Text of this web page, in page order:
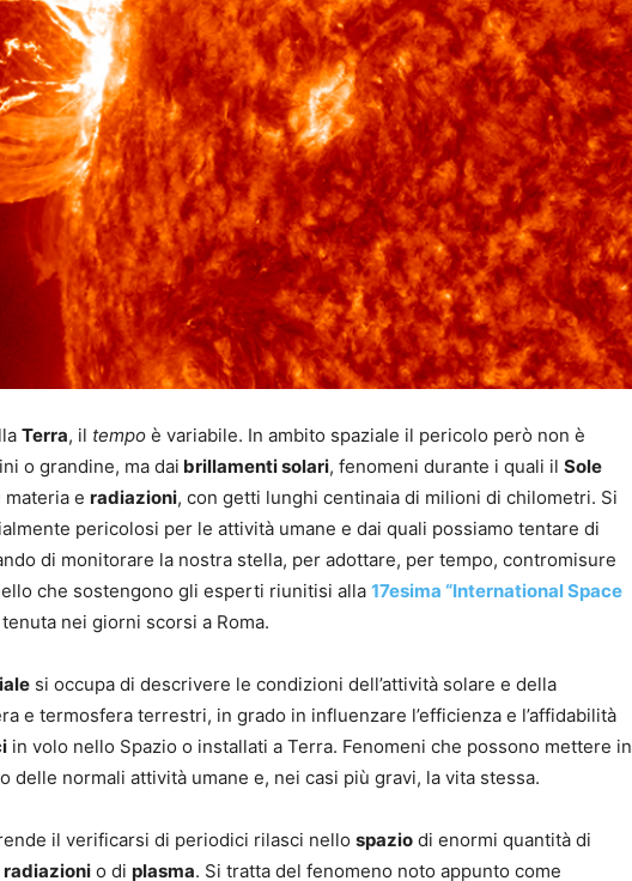
Terra, il tempo è variabile. In ambito spaziale il pericolo però non è
o grandine, ma dai brillamenti solari, fenomeni durante i quali il Sole
e radiazioni, con getti lunghi centinaia di milioni di chilometri. Si
pericolosi per le attività umane e dai quali possiamo tentare di
di monitorare la nostra stella, per adottare, per tempo, contromisure
che sostengono gli esperti riunitisi alla 17esima “International Space
nei giorni scorsi a Roma.
si occupa di descrivere le condizioni dell’attività solare e della
e termosfera terrestri, in grado in influenzare l’efficienza e l’affidabilità
in volo nello Spazio o installati a Terra. Fenomeni che possono mettere in
delle normali attività umane e, nei casi più gravi, la vita stessa.
il verificarsi di periodici rilasci nello spazio di enormi quantità di
radiazioni o di plasma. Si tratta del fenomeno noto appunto come